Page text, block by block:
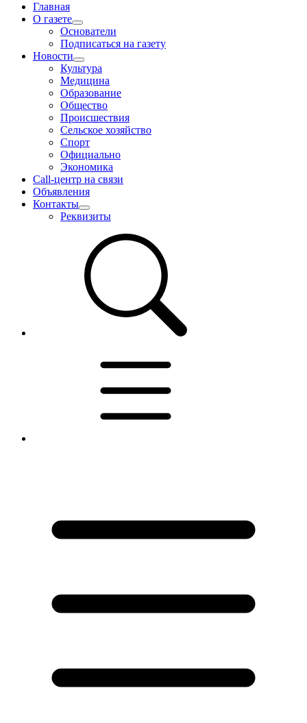
Главная
О газете
Основатели
Подписаться на газету
Новости
Культура
Медицина
Образование
Общество
Происшествия
Сельское хозяйство
Спорт
Официально
Экономика
Call-центр на связи
Объявления
Контакты
Реквизиты